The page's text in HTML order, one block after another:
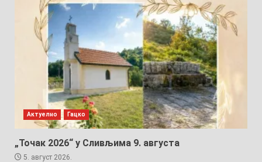
Актуелно Гацко
„Точак 2026“ у Сливљима 9. августа
5. август 2026.